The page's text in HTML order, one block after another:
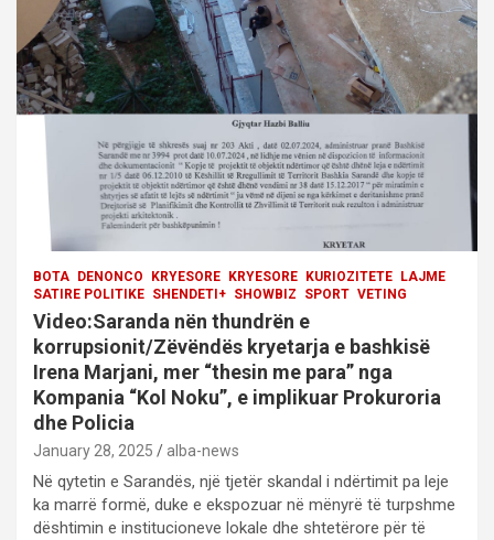
t
i
BOTA DENONCO KRYESORE KRYESORE KURIOZITETE
LAJME
SATIRE POLITIKE SHENDETI+ SHOWBIZ SPORT VETING
Video:Saranda nën thundrën e
korrupsionit/Zëvëndës kryetarja e bashkisë
Irena Marjani, mer “thesin me para” nga
Kompania “Kol Noku”, e implikuar Prokuroria
dhe Policia
January 28, 2025 alba-news
Në qytetin e Sarandës, një tjetër skandal i ndërtimit pa leje
ka marrë formë, duke e ekspozuar në mënyrë të turpshme
dështimin e institucioneve lokale dhe shtetërore për të